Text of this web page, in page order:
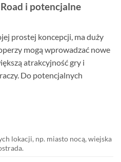
i potencjalne
prostej koncepcji, ma duży
mogą wprowadzać nowe
atrakcyjność gry i
Do potencjalnych
lokacji, np. miasto nocą, wiejska